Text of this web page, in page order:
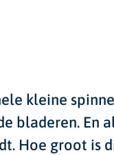
kleine
bladeren. En
Hoe groot is